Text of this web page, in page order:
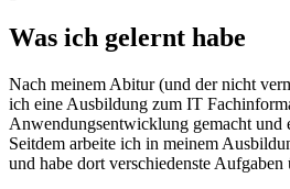
Was ich gelernt habe
Nach meinem Abitur (und der nicht
ich eine Ausbildung zum IT
Anwendungsentwicklung gemacht und
Seitdem arbeite ich in meinem
und habe dort verschiedenste Aufgaben